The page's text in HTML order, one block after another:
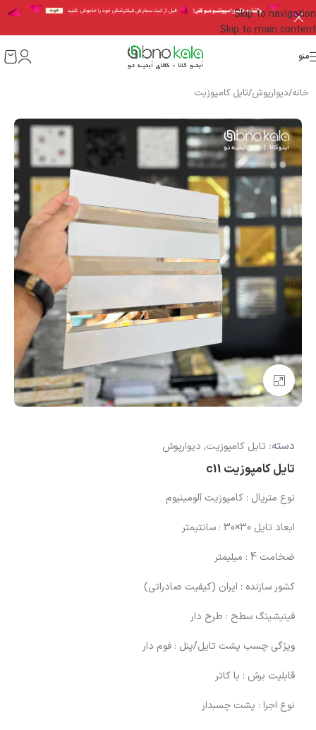
Skip to navigation
Skip to main content
منو
خانه/دیوارپوش/تایل کامپوزیت
بزرگنمایی تصویر
دسته: تایل کامپوزیت, دیوارپوش
تایل کامپوزیت c11
نوع متریال : کامپوزیت آلومینیوم
ابعاد تایل 30×30 : سانتیمتر
ضخامت 4 : میلیمتر
کشور سازنده : ایران (کیفیت صادراتی)
فینیشینگ سطح : طرح دار
ویژگی چسب پشت تایل/پنل : فوم دار
قابلیت برش : با کاتر
نوع اجرا : پشت چسبدار